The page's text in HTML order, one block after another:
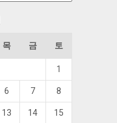
목 금 토
1
6 7 8
13 14 15